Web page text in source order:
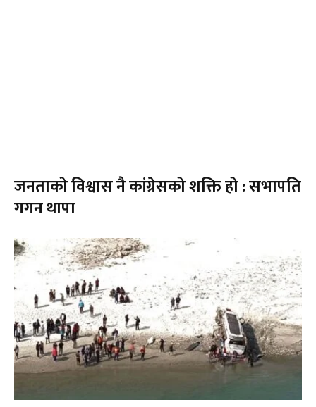
जनताको विश्वास नै कांग्रेसको शक्ति हो : सभापति
गगन थापा